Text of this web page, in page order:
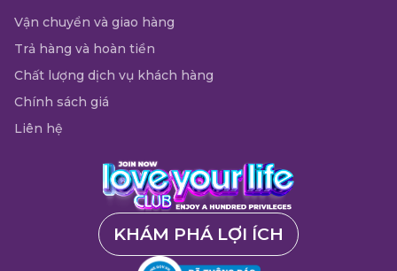
Vận chuyển và giao hàng
Trả hàng và hoàn tiền
Chất lượng dịch vụ khách hàng
Chính sách giá
Liên hệ
KHÁM PHÁ LỢI ÍCH